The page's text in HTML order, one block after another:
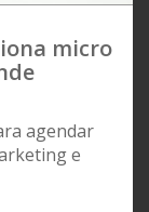
micro
agendar
e